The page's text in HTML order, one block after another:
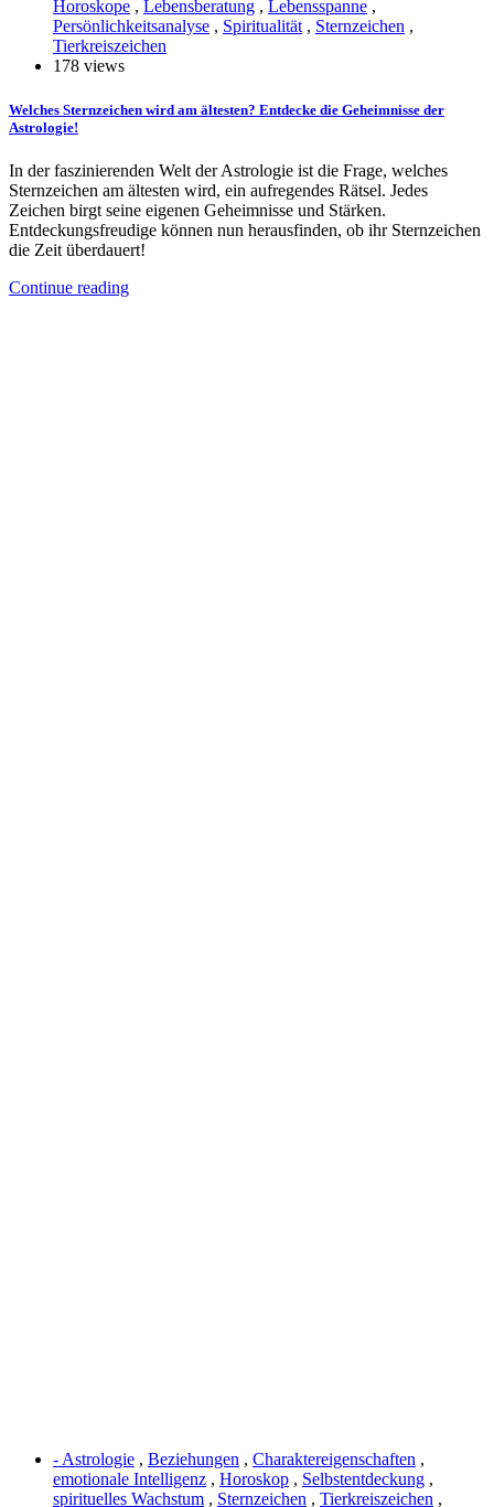
Horoskope , Lebensberatung , Lebensspanne ,
Persönlichkeitsanalyse , Spiritualität, Sternzeichen ,
Tierkreiszeichen
178 views
Welches Sternzeichen wird am ältesten? Entdecke die Geheimnisse der
Astrologie!
In der faszinierenden Welt der Astrologie ist die Frage, welches
Sternzeichen am ältesten wird, ein aufregendes Rätsel. Jedes
Zeichen birgt seine eigenen Geheimnisse und Stärken.
Entdeckungsfreudige können nun herausfinden, ob ihr Sternzeichen
die Zeit überdauert!
Continue reading
- Astrologie , Beziehungen , Charaktereigenschaften ,
emotionale Intelligenz , Horoskop , Selbstentdeckung ,
spirituelles Wachstum , Sternzeichen , Tierkreiszeichen ,